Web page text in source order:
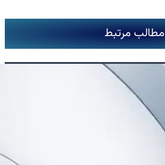
مطالب مرتبط